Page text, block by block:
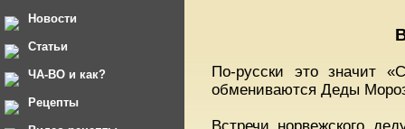
Новости
Статьи
ЧА-ВО и как?
Рецепты
По-русски это значит
обмениваются Деды